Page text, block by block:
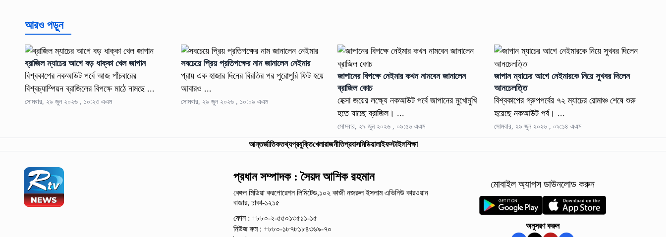
আরও পড়ুন
ব্রাজিল ম্যাচের আগে বড় ধাক্কা খেল জাপান
বিশ্বকাপের নকআউট পর্বে আজ পাঁচবারের
বিশ্বচ্যাম্পিয়ন ব্রাজিলের বিপক্ষে মাঠে নামছে ...
সোমবার, ২৯ জুন ২০২৬ , ১০:২৩ এএম
সবচেয়ে প্রিয় প্রতিপক্ষের নাম জানালেন নেইমার
প্রায় এক হাজার দিনের বিরতির পর পুরোপুরি ফিট হয়ে
আবারও ...
সোমবার, ২৯ জুন ২০২৬ , ১০:০৯ এএম
জাপানের বিপক্ষে নেইমার কখন নামবেন জানালেন
ব্রাজিল কোচ
হেক্সা জয়ের লক্ষ্যে নকআউট পর্বে জাপানের মুখোমুখি
হতে যাচ্ছে ব্রাজিল। ...
সোমবার, ২৯ জুন ২০২৬ , ০৯:৫৬ এএম
জাপান ম্যাচের আগে নেইমারকে নিয়ে সুখবর দিলেন
আনচেলত্তি
বিশ্বকাপের গ্রুপপর্বের ৭২ ম্যাচের রোমাঞ্চ শেষে শুরু
হয়েছে নকআউট পর্ব। ...
সোমবার, ২৯ জুন ২০২৬ , ০৯:১৪ এএম
আন্তর্জাতিকতথ্যপ্রযুক্তিখেলারাজনীতিপ্রবাসমিডিয়ালাইফস্টাইলশিক্ষা
প্রধান সম্পাদক : সৈয়দ আশিক রহমান
বেঙ্গল মিডিয়া করপোরেশন লিমিটেড,১০২ কাজী নজরুল ইসলামএভিনিউ কারওয়ান
বাজার, ঢাকা-১২১৫
ফোন : +৮৮০-২-৫৫০১৩৫১১-১৫
নিউজ রুম : +৮৮০-১৮৭৮১৮৪৩৬৯-৭০
মোবাইল অ্যাপস ডাউনলোড করুন
অনুসরণ করুন